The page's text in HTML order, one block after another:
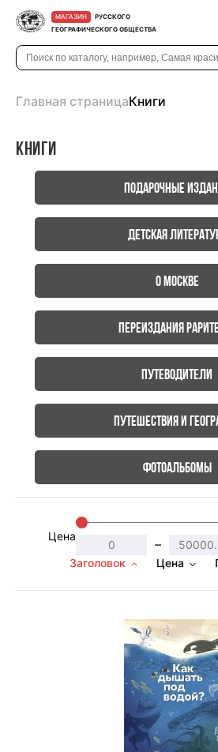
МАГАЗИН
РУССКОГО
ГЕОГРАФИЧЕСКОГО ОБЩЕСТВА
Главная страницаКниги
Книги
Подарочные
Детская
О Москве
Переиздания
Путеводители
Путешествия и
Фотоальбомы
Цена
–
Заголовок Цена